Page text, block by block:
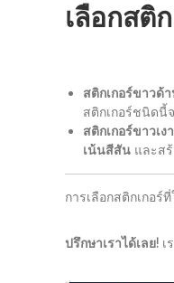
เลือกสติ
สติกเกอร์ขาวด้
สติกเกอร์ชนิดนี้
สติกเกอร์ขาวเง
เน้นสีสัน และส
การเลือกสติกเกอร์
ปรึกษาเราได้เลย! เ